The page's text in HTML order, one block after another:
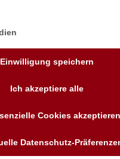
Einwilligung speichern
Ich akzeptiere alle
Cookies akzeptieren
Datenschutz-